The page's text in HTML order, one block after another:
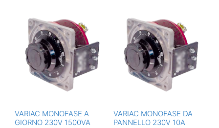
VARIAC MONOFASE A
GIORNO 230V 1500VA
VARIAC MONOFASE DA
PANNELLO 230V 10A